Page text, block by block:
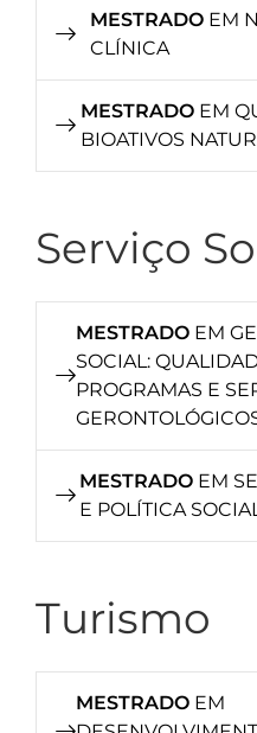
MESTRADOEM
CLÍNICA
MESTRADOEM
BIOATIVOS
Serviço
MESTRADO EM
SOCIAL:
PROGRAMAS E
MESTRADO EM
E POLÍTICA
Turismo
MESTRADO EM